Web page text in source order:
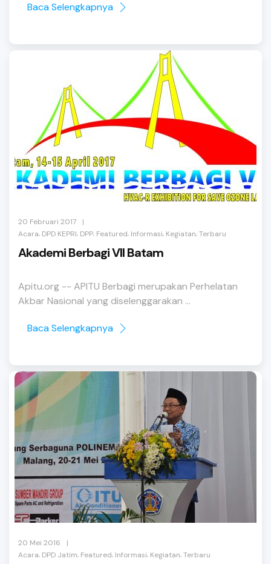
Baca Selengkapnya
20 Februari 2017
|
Acara, DPD KEPRI, DPP, Featured, Informasi, Kegiatan,Terbaru
Akademi Berbagi VII Batam
Apitu.org -- APITU Berbagi merupakan Perhelatan
Akbar Nasional yang diselenggarakan ...
Baca Selengkapnya
20 Mei 2016
|
Acara, DPD Jatim, Featured, Informasi, Kegiatan,Terbaru